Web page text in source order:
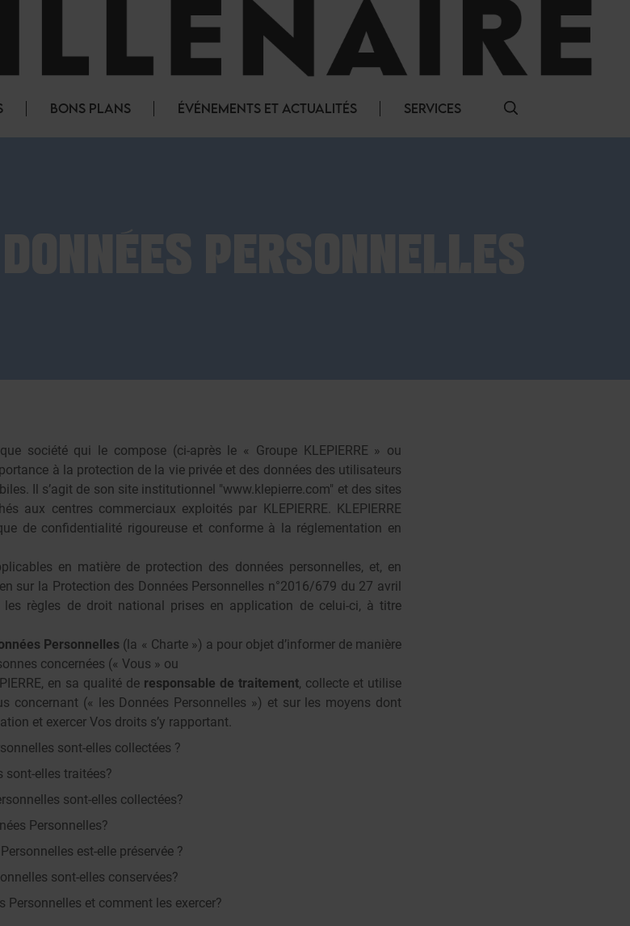
BONS PLANS ÉVÉNEMENTS ET ACTUALITÉS SERVICES
société qui le compose (ci-après le « Groupe KLEPIERRE » ou
à la protection de la vie privée et des données des utilisateurs
Il s’agit de son site institutionnel "www.klepierre.com" et des sites
aux centres commerciaux exploités par KLEPIERRE. KLEPIERRE
de confidentialité rigoureuse et conforme à la réglementation en
en matière de protection des données personnelles, et, en
sur la Protection des Données Personnelles n°2016/679 du 27 avril
règles de droit national prises en application de celui-ci, à titre
Personnelles (la « Charte ») a pour objet d’informer de manière
concernées (« Vous » ou
en sa qualité de responsable de traitement, collecte et utilise
concernant (« les Données Personnelles ») et sur les moyens dont
et exercer Vos droits s’y rapportant.
sont-elles collectées ?
sont-elles traitées?
sont-elles collectées?
Personnelles?
est-elle préservée ?
sont-elles conservées?
Personnelles et comment les exercer?